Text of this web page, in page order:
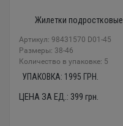
Жилетки
Артикул: 98431570 D01-45
Размеры: 38-46
Количество в упаковке: 5
УПАКОВКА: 1995 ГРН.
ЦЕНА ЗА ЕД.: 399 грн.